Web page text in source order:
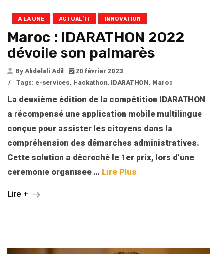
A LA UNE ACTUAL’IT INNOVATION
Maroc : IDARATHON 2022
dévoile son palmarès
By Abdelali Adil
20 février 2023
/
Tags: e-services, Hackathon, IDARATHON, Maroc
La deuxième édition de la compétition IDARATHON
a récompensé une application mobile multilingue
conçue pour assister les citoyens dans la
compréhension des démarches administratives.
Cette solution a décroché le 1er prix, lors d’une
cérémonie organisée … Lire Plus
Lire +